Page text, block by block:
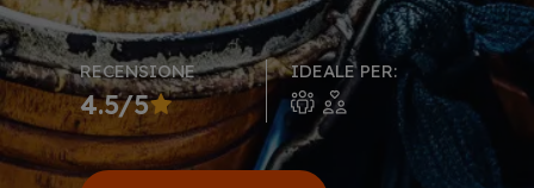
RECENSIONE
4.5/5
IDEALE PER: